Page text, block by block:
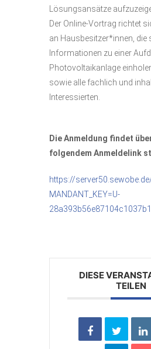
Lösungsansätze
Der Online-Vortrag richtet
an Hausbesitzer*innen, die
Informationen zu einer
Photovoltaikanlage
sowie alle fachlich und
Interessierten.
Die Anmeldung findet
folgendem Anmeldelink
https://
MANDANT_KEY=U-
DIESE
TEILEN